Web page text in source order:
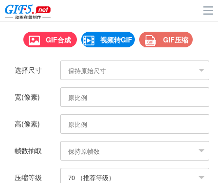
GIF合成 视频转GIF GIF压缩
选择尺寸
宽(像素)
高(像素)
帧数抽取
压缩等级